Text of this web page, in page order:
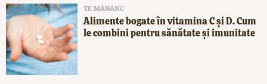
TE MĂNÂNC
Alimente bogate în vitamina C și D. Cum
le combini pentru sănătate și imunitate